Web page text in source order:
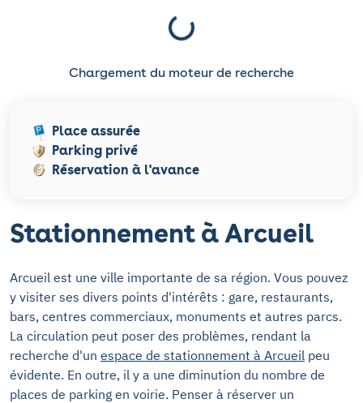
Chargement du moteur de recherche
Place assurée
Parking privé
Réservation à l'avance
Stationnement à Arcueil
Arcueil est une ville importante de sa région. Vous pouvez
y visiter ses divers points d'intérêts : gare, restaurants,
bars, centres commerciaux, monuments et autres parcs.
La circulation peut poser des problèmes, rendant la
recherche d'un espace de stationnement à Arcueil peu
évidente. En outre, il y a une diminution du nombre de
places de parking en voirie. Penser à réserver un